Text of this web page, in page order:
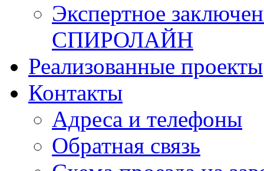
Экспертное
СПИРОЛАЙН
Реализованные проекты
Контакты
Адреса и телефоны
Обратная связь